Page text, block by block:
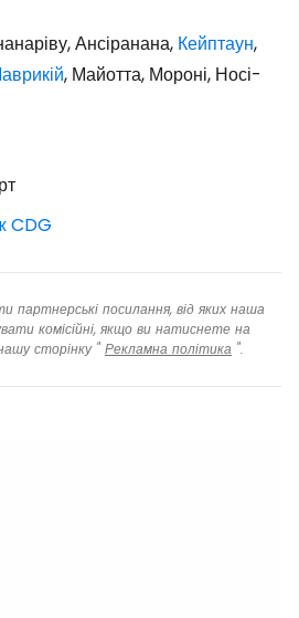
Ансіранана, Кейптаун,
, Майотта, Мороні, Носі-
CDG
посилання, від яких наша
комісійні, якщо ви натиснете на
сторінку " Рекламна політика ".